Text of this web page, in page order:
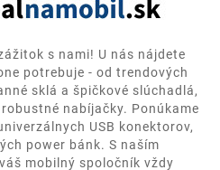
s nami! U nás nájdete
potrebuje - od trendových
sklá a špičkové slúchadlá,
nabíjačky. Ponúkame
USB konektorov,
power bánk. S naším
mobilný spoločník vždy